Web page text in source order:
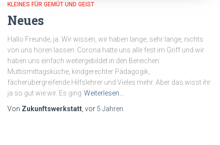
KLEINES FÜR GEMÜT UND GEIST
Neues
Hallo Freunde, ja. Wir wissen, wir haben lange, sehr lange, nichts
von uns hören lassen. Corona hatte uns alle fest im Griff und wir
haben uns einfach weitergebildet in den Bereichen:
Muttismittagsküche, kindgerechter Pädagogik,
fächerübergreifende Hilfslehrer und Vieles mehr. Aber das wisst ihr
ja so gut wie wir. Es ging Weiterlesen…
Von Zukunftswerkstatt , vor 5 Jahren